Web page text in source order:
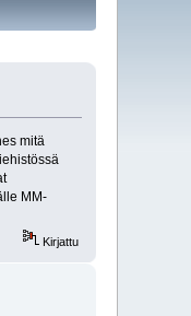
mitä
MM-
Kirjattu